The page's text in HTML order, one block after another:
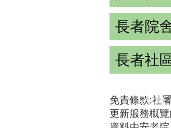
長者院
長者社
免責條款:社
更新服務概